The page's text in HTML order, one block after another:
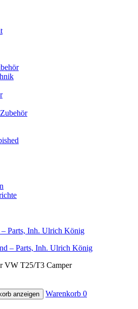
Parts, Inh. Ulrich König
VW T25/T3 Camper
anzeigen Warenkorb 0